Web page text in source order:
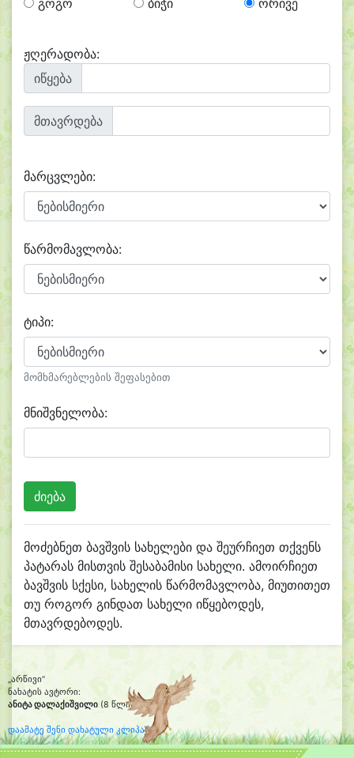
გოგო ბიჭი ორივე
ჟღერადობა:
იწყება
მთავრდება
მარცვლები:
წარმომავლობა:
ტიპი:
მომხმარებლების შეფასებით
მნიშვნელობა:
მოძებნეთ ბავშვის სახელები და შეურჩიეთ თქვენს
პატარას მისთვის შესაბამისი სახელი. ამოირჩიეთ
ბავშვის სქესი, სახელის წარმომავლობა, მიუთითეთ
თუ როგორ გინდათ სახელი იწყებოდეს,
მთავრდებოდეს.
„არწივი“
ნახატის ავტორი:
ანიტა დალაქიშვილი (8 წლის)
დაამატე შენი დახატული კლიპარტი